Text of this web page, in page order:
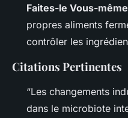
Faites-le Vous-même
propres aliments
contrôler les
Citations Pertinentes
“Les changements
dans le microbiote